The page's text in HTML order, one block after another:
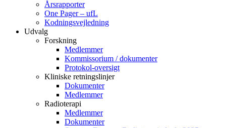
Årsrapporter
One Pager – ufL
Kodningsvejledning
Udvalg
Forskning
Medlemmer
Kommissorium / dokumenter
Protokol-oversigt
Kliniske retningslinjer
Dokumenter
Medlemmer
Radioterapi
Medlemmer
Dokumenter